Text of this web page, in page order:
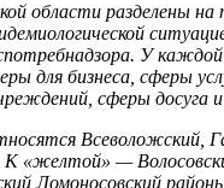
области разделены на
У
для бизнеса, сферы
сферы досуга
Всеволожский,
К «желтой» —
Ломоносовский